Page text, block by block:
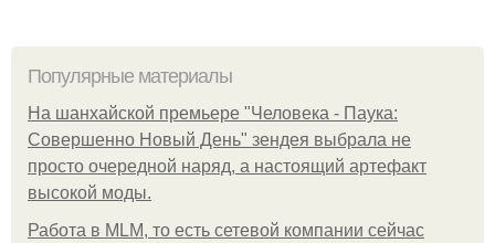
Популярные материалы
На шанхайской премьере "Человека - Паука:
Совершенно Новый День" зендея выбрала не
просто очередной наряд, а настоящий артефакт
высокой моды.
Работа в MLM, то есть сетевой компании сейчас